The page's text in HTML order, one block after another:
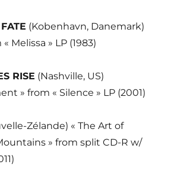
(Kobenhavn, Danemark)
Melissa » LP (1983)
RISE (Nashville, US)
» from « Silence » LP (2001)
Zélande) « The Art of
» from split CD-R w/